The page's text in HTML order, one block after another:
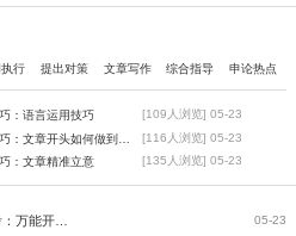
行 提出对策 文章写作 综合指导 申论热点
：语言运用技巧 [109人浏览] 05-23
开头如何做到简洁清晰？ [116人浏览] 05-23
：文章精准立意 [135人浏览] 05-23
05-23